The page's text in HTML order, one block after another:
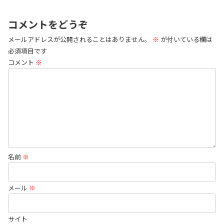
コメントをどうぞ
メールアドレスが公開されることはありません。 ※ が付いている欄は
必須項目です
コメント ※
名前 ※
メール ※
サイト